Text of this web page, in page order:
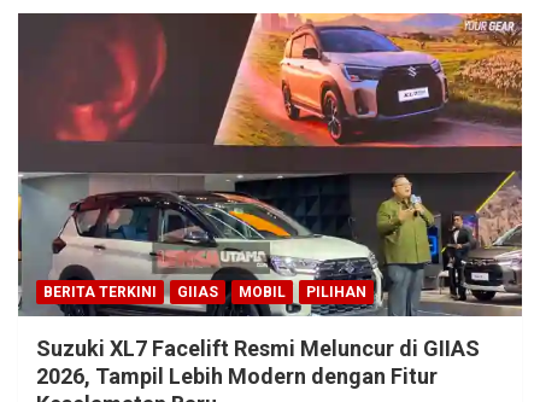
BERITA TERKINI GIIAS MOBIL PILIHAN
Suzuki XL7 Facelift Resmi Meluncur di GIIAS
2026, Tampil Lebih Modern dengan Fitur